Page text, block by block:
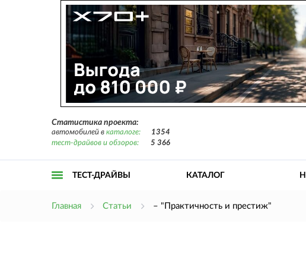
Статистика проекта:
автомобилей в каталоге:
1354
тест-драйвов и обзоров:
5 366
ТЕСТ-ДРАЙВЫ КАТАЛОГ
Главная Статьи – "Практичность и престиж"